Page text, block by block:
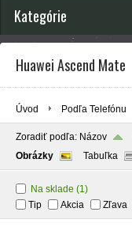
Kategórie
Huawei Ascend Mate
Úvod Podľa Telefónu
Zoradiť podľa: Názov
Obrázky
Tabuľka
Na sklade (1)
Tip
Akcia Zľava